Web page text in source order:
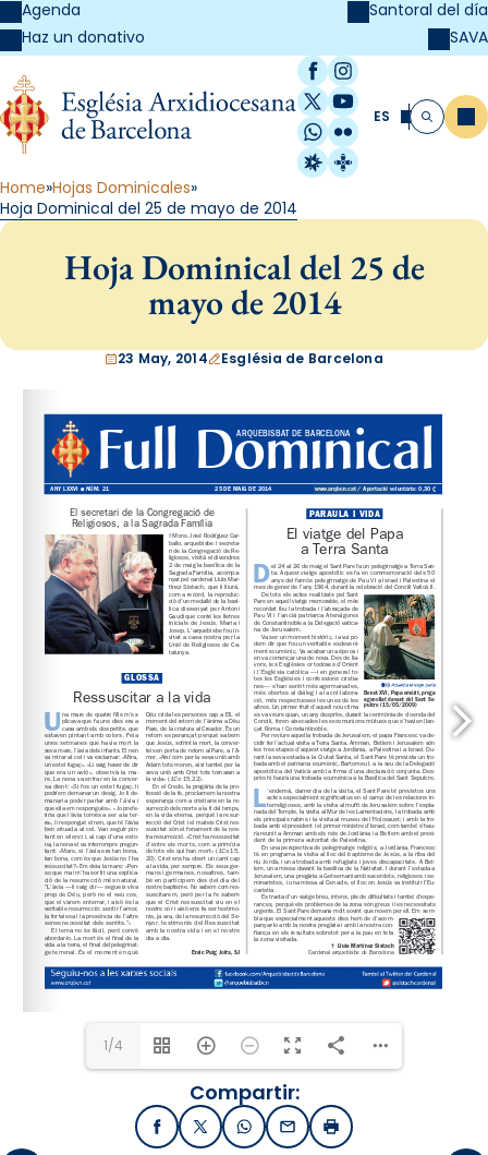
Agenda
Haz un donativo
Santoral del día
SAVA
Facebook
Instagram
X / Twitter
YouTube
WhatsApp
Flickr
Radio Estel
Catalunya
ES Buscar
Home Hojas Dominicales
Hoja Dominical del 25 de mayo de 2014
Hoja Dominical del 25 de
mayo de 2014
23 May, 2014 Església de Barcelona
www.arqbcn.cat / Aportació voluntària: 0,30
1/4
Compartir:
FacebookX / TwitterWhatsApp
EmailImprimir